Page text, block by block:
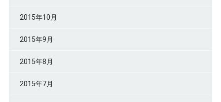
2015年10月
2015年9月
2015年8月
2015年7月